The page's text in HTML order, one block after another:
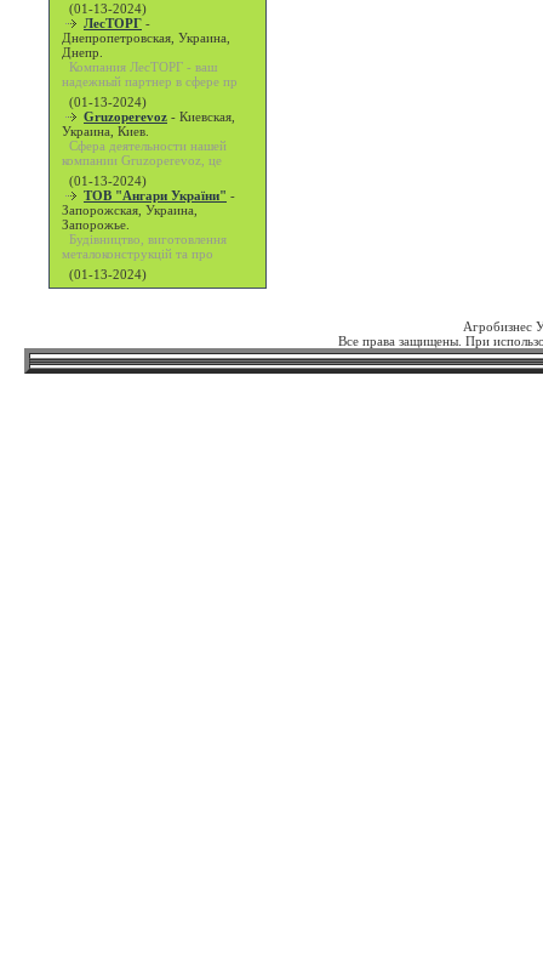
(01-13-2024)
ЛесТОРГ -
Днепропетровская, Украина,
Днепр.
Компания ЛесТОРГ - ваш
надежный партнер в сфере пр
(01-13-2024)
Gruzoperevoz - Киевская,
Украина, Киев.
Сфера деятельности нашей
компании Gruzoperevoz, це
(01-13-2024)
ТОВ "Ангари України" -
Запорожская, Украина,
Запорожье.
Будівництво, виготовлення
металоконструкцій та про
(01-13-2024)
Агробизнес
Все права защищены. При